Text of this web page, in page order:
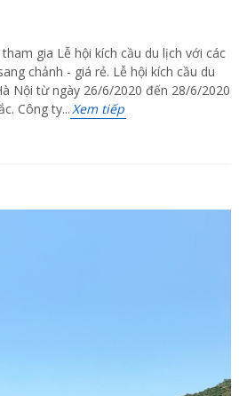
gia Lễ hội kích cầu du lịch với các
chảnh - giá rẻ. Lễ hội kích cầu du
Nội từ ngày 26/6/2020 đến 28/6/2020
Công ty...Xem tiếp